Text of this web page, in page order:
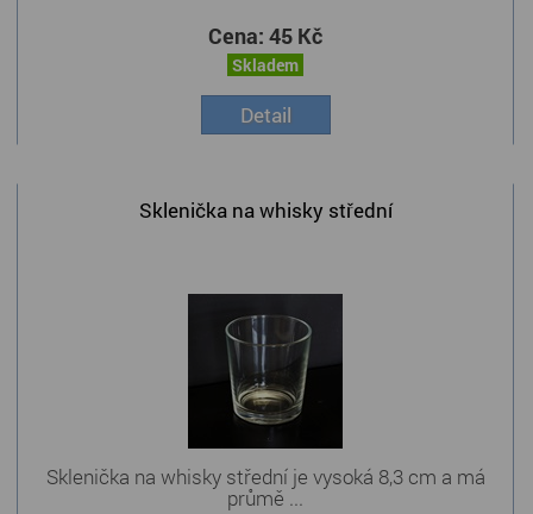
Cena: 45 Kč
Skladem
Detail
Sklenička na whisky střední
Sklenička na whisky střední je vysoká 8,3 cm a má
průmě ...